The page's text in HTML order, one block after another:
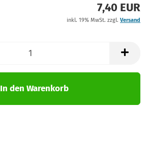
7,40 EUR
inkl. 19% MwSt. zzgl. Versand
In den Warenkorb